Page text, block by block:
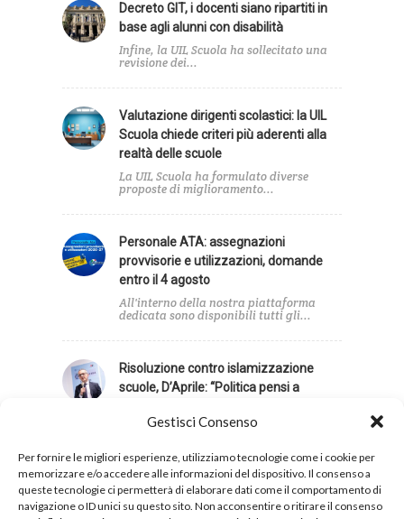
Gestisci Consenso
Per fornire le migliori esperienze, utilizziamo tecnologie come i cookie per
memorizzare e/o accedere alle informazioni del dispositivo. Il consenso a
queste tecnologie ci permetterà di elaborare dati come il comportamento di
navigazione o ID unici su questo sito. Non acconsentire o ritirare il consenso
Decreto GIT, i docenti siano ripartiti in
base agli alunni con disabilità
Infine, la UIL Scuola ha sollecitato una
revisione dei...
Valutazione dirigenti scolastici: la UIL
Scuola chiede criteri più aderenti alla
realtà delle scuole
La UIL Scuola ha formulato diverse
proposte di miglioramento...
Personale ATA: assegnazioni
provvisorie e utilizzazioni, domande
entro il 4 agosto
All'interno della nostra piattaforma
dedicata sono disponibili tutti gli...
Risoluzione contro islamizzazione
scuole, D’Aprile: “Politica pensi a
"In un momento in cui la politica